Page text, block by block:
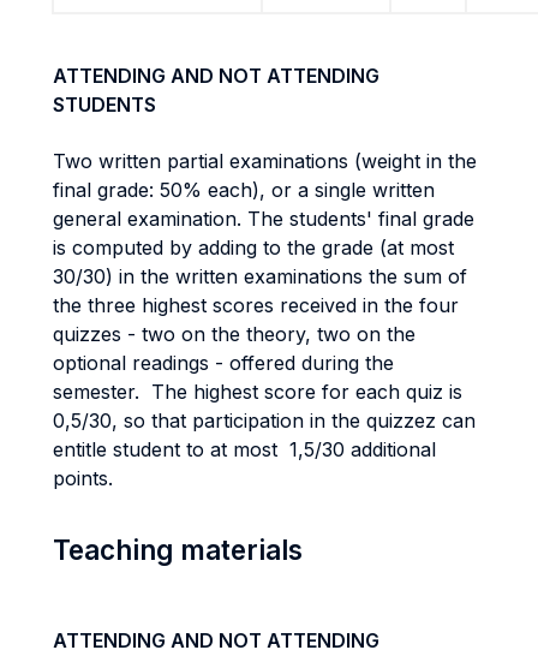
ATTENDING AND NOT ATTENDING
STUDENTS
Two written partial examinations (weight in the
final grade: 50% each), or a single written
general examination. The students' final grade
is computed by adding to the grade (at most
30/30) in the written examinations the sum of
the three highest scores received in the four
quizzes - two on the theory, two on the
optional readings - offered during the
semester. The highest score for each quiz is
0,5/30, so that participation in the quizzez can
entitle student to at most 1,5/30 additional
points.
Teaching materials
ATTENDING AND NOT ATTENDING